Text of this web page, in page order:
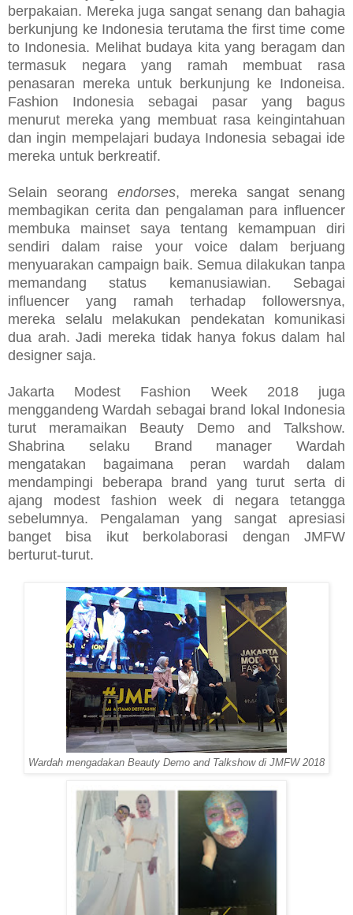
berpakaian. Mereka juga sangat senang dan bahagia
berkunjung ke Indonesia terutama the first time come
to Indonesia. Melihat budaya kita yang beragam dan
termasuk negara yang ramah membuat rasa
penasaran mereka untuk berkunjung ke Indoneisa.
Fashion Indonesia sebagai pasar yang bagus
menurut mereka yang membuat rasa keingintahuan
dan ingin mempelajari budaya Indonesia sebagai ide
mereka untuk berkreatif.
Selain seorangendorses, mereka sangat senang
membagikan cerita dan pengalaman para influencer
membuka mainset saya tentang kemampuan diri
sendiri dalam raise your voice dalam berjuang
menyuarakan campaign baik. Semua dilakukan tanpa
memandang status kemanusiawian. Sebagai
influencer yang ramah terhadap followersnya,
mereka selalu melakukan pendekatan komunikasi
dua arah. Jadi mereka tidak hanya fokus dalam hal
designer saja.
Jakarta Modest Fashion Week 2018 juga
menggandeng Wardah sebagai brand lokal Indonesia
turut meramaikan Beauty Demo and Talkshow.
Shabrina selaku Brand manager Wardah
mengatakan bagaimana peran wardah dalam
mendampingi beberapa brand yang turut serta di
ajang modest fashion week di negara tetangga
sebelumnya. Pengalaman yang sangat apresiasi
banget bisa ikut berkolaborasi dengan JMFW
berturut-turut.
Wardah mengadakan Beauty Demo and Talkshow di JMFW 2018